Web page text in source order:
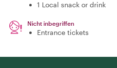
1 Local snack or drink
Nicht inbegriffen
Entrance tickets